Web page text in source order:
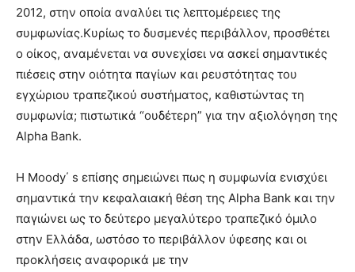
2012, στην οποία αναλύει τις λεπτομέρειες της
συμφωνίας.Κυρίως το δυσμενές περιβάλλον, προσθέτει
ο οίκος, αναμένεται να συνεχίσει να ασκεί σημαντικές
πιέσεις στην οιότητα παγίων και ρευστότητας του
εγχώριου τραπεζικού συστήματος, καθιστώντας τη
συμφωνία; πιστωτικά “ουδέτερη” για την αξιολόγηση της
Alpha Bank.
Η Moody΄ s επίσης σημειώνει πως η συμφωνία ενισχύει
σημαντικά την κεφαλαιακή θέση της Alpha Bank και την
παγιώνει ως το δεύτερο μεγαλύτερο τραπεζικό όμιλο
στην Ελλάδα, ωστόσο το περιβάλλον ύφεσης και οι
προκλήσεις αναφορικά με την